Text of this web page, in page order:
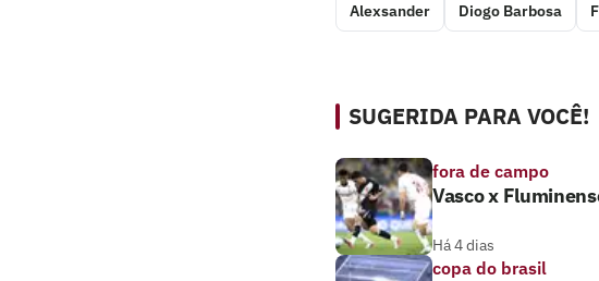
Alexsander Diogo Barbosa
SUGERIDA PARA VOCÊ!
fora de campo
Vasco x
Há 4 dias
copa do brasil